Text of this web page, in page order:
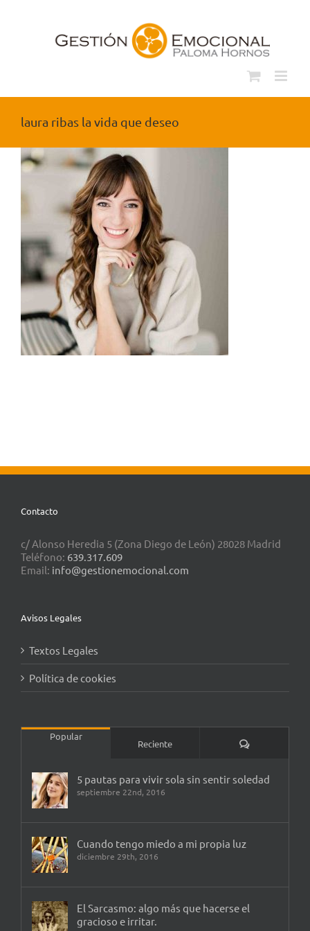
laura ribas la vida que deseo
Contacto
c/ Alonso Heredia 5 (Zona Diego de León) 28028 Madrid
Teléfono: 639.317.609
Email: info@gestionemocional.com
Avisos Legales
Textos Legales
Política de cookies
Popular
Reciente Comentarios
5 pautas para vivir sola sin sentir soledad
septiembre 22nd, 2016
Cuando tengo miedo a mi propia luz
diciembre 29th, 2016
El Sarcasmo: algo más que hacerse el
gracioso e irritar.